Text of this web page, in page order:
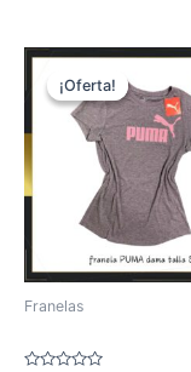
¡Oferta!
¡Oferta!
Franelas